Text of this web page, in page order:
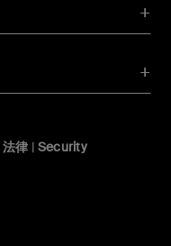
法律 | Security